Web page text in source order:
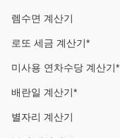
렘수면 계산기
로또 세금 계산기*
미사용 연차수당 계산기*
배란일 계산기*
별자리 계산기